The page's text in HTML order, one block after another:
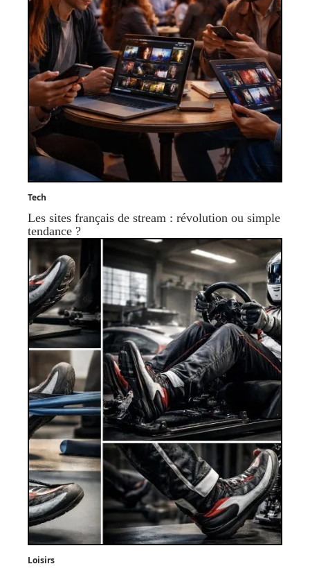
Tech
Les sites français de stream : révolution ou simple
tendance ?
Loisirs